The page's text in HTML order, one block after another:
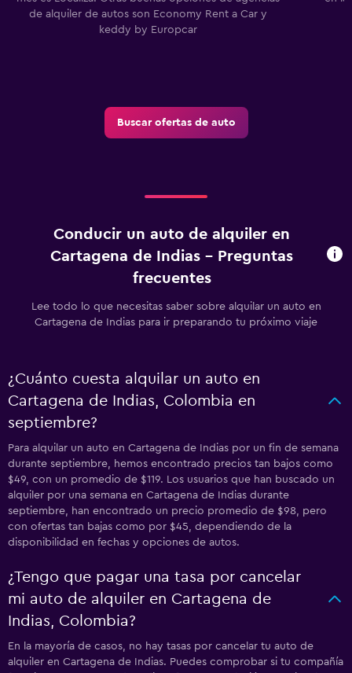
de alquiler de autos son Economy Rent a Car y
keddy by Europcar
Buscar ofertas de auto
Conducir un auto de alquiler en
Cartagena de Indias - Preguntas
frecuentes
Lee todo lo que necesitas saber sobre alquilar un auto en
Cartagena de Indias para ir preparando tu próximo viaje
¿Cuánto cuesta alquilar un auto en
Cartagena de Indias, Colombia en
septiembre?
Para alquilar un auto en Cartagena de Indias por un fin de semana
durante septiembre, hemos encontrado precios tan bajos como
$49, con un promedio de $119. Los usuarios que han buscado un
alquiler por una semana en Cartagena de Indias durante
septiembre, han encontrado un precio promedio de $98, pero
con ofertas tan bajas como por $45, dependiendo de la
disponibilidad en fechas y opciones de autos.
¿Tengo que pagar una tasa por cancelar
mi auto de alquiler en Cartagena de
Indias, Colombia?
En la mayoría de casos, no hay tasas por cancelar tu auto de
alquiler en Cartagena de Indias. Puedes comprobar si tu compañía